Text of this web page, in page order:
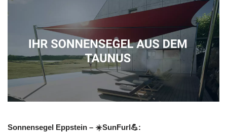
Sonnensegel Eppstein – ☀️SunFurl💪: